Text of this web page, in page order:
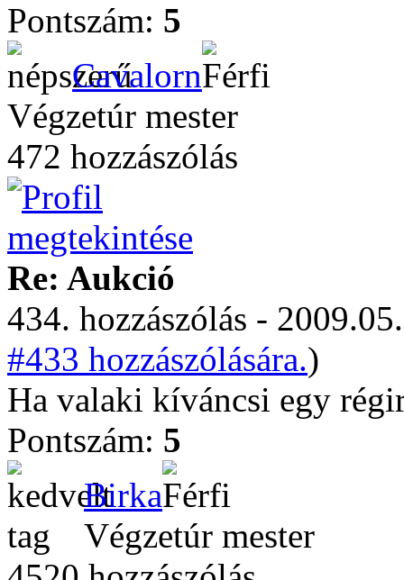
Pontszám: 5
Cavalorn
Végzetúr mester
472 hozzászólás
Re: Aukció
434. hozzászólás -
#433 hozzászólására.)
Ha valaki kíváncsi egy
Pontszám: 5
Birka
Végzetúr mester